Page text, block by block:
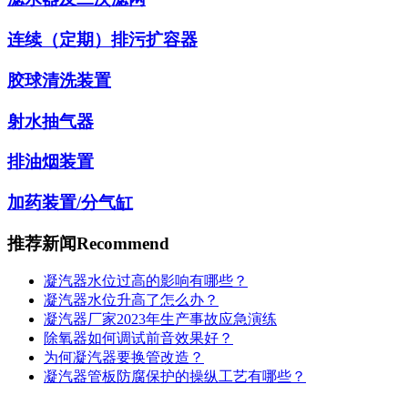
连续（定期）排污扩容器
胶球清洗装置
射水抽气器
排油烟装置
加药装置/分气缸
推荐新闻Recommend
凝汽器水位过高的影响有哪些？
凝汽器水位升高了怎么办？
凝汽器厂家2023年生产事故应急演练
除氧器如何调试前音效果好？
为何凝汽器要换管改造？
凝汽器管板防腐保护的操纵工艺有哪些？